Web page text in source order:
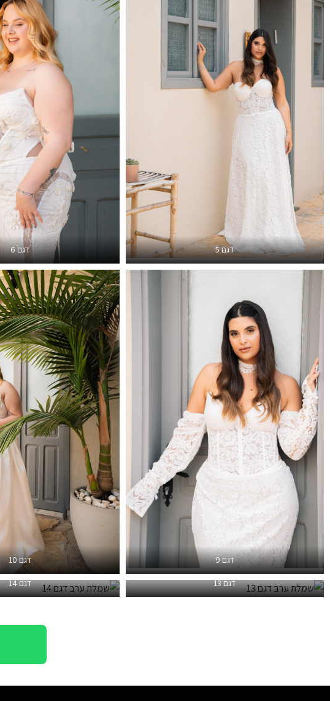
דגם 5 דגם 6
דגם 9 דגם 10
דגם 13 דגם 14